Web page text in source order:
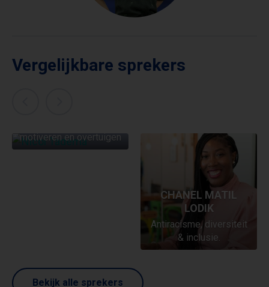
Vergelijkbare sprekers
motiveren en overtuigen
CHANEL MATIL
LODIK
Antiracisme, diversiteit
& inclusie.
Bekijk alle sprekers